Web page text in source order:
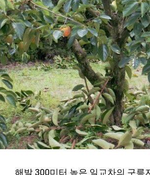
해발 300미터 높은 일교차의 구릉